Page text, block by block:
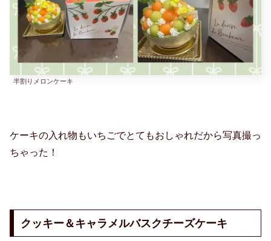
半割りメロンケーキ
ケーキの入れ物もいちごでとてもおしゃれだから写真撮っ
ちゃった！
クッキー＆キャラメルバスクチーズケーキ